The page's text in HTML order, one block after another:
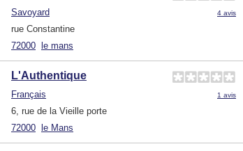
Savoyard 4 avis
rue Constantine
72000
le mans
L'Authentique
Français 1 avis
6, rue de la Vieille porte
72000
le Mans